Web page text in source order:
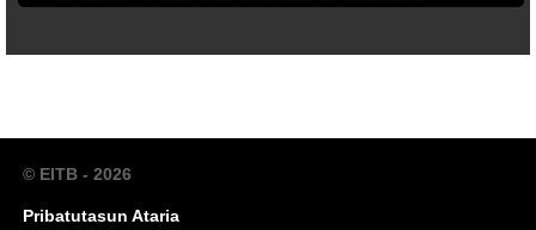
© EITB - 2026
Pribatutasun Ataria